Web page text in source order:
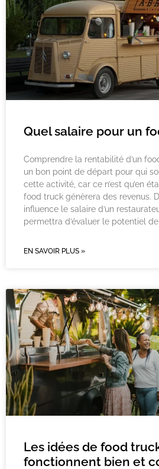
Quel salaire pour un
Comprendre la rentabilité d’un
un bon point de départ pour qui
cette activité, car ce n’est qu’en
food truck génèrera des revenus.
influence le salaire d’un
permettra d’évaluer le potentiel
EN SAVOIR PLUS »
Les idées de food
fonctionnent bien et